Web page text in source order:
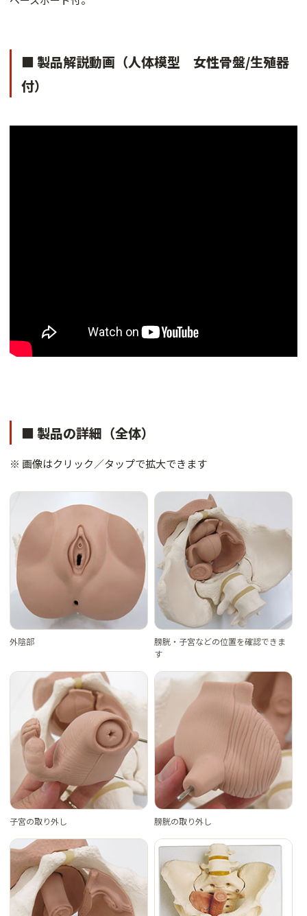
■ 製品解説動画（人体模型 女性骨盤/生殖器
付）
■ 製品の詳細（全体）
※ 画像はクリック／タップで拡大できます
外陰部
膀胱・子宮などの位置を確認できま
す
子宮の取り外し 膀胱の取り外し